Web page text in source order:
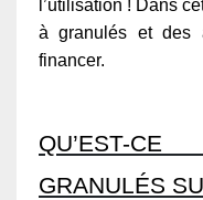
l’utilisation ! Dans
à granulés et des
financer.
QU’EST-
GRANULÉS